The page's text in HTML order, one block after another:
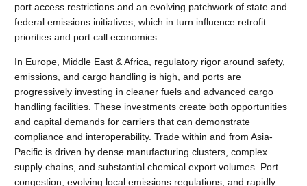
port access restrictions and an evolving patchwork of state and
federal emissions initiatives, which in turn influence retrofit
priorities and port call economics.
In Europe, Middle East & Africa, regulatory rigor around safety,
emissions, and cargo handling is high, and ports are
progressively investing in cleaner fuels and advanced cargo
handling facilities. These investments create both opportunities
and capital demands for carriers that can demonstrate
compliance and interoperability. Trade within and from Asia-
Pacific is driven by dense manufacturing clusters, complex
supply chains, and substantial chemical export volumes. Port
congestion, evolving local emissions regulations, and rapidly